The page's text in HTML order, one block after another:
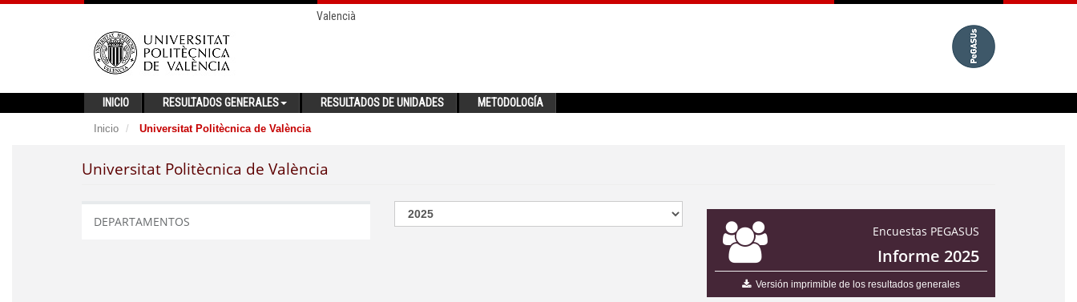
Valencià
INICIO RESULTADOS GENERALES RESULTADOS DE UNIDADES METODOLOGÍA
Inicio Universitat Politècnica de València
Universitat Politècnica de València
Encuestas PEGASUS
Informe 2025
Versión imprimible de los resultados generales
DEPARTAMENTOS